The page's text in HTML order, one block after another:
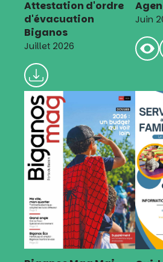
Attestation d'ordre
d'évacuation
Biganos
Juillet 2026
Juin